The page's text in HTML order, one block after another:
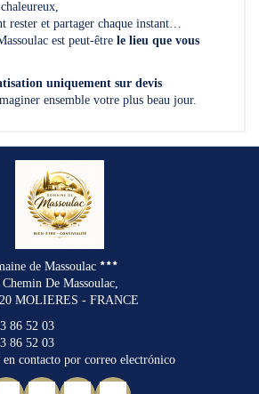
rester et partager chaque instant…
est peut-être le lieu que vous
uniquement sur devis
ensemble votre plus beau jour.
de Massoulac
De Massoulac,
MOLIERES - FRANCE
86 52 03
86 52 03
en contacto por correo electrónico